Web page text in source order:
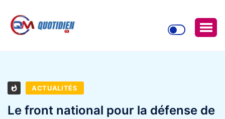
ACTUALITÉS
Le front national pour la défense de